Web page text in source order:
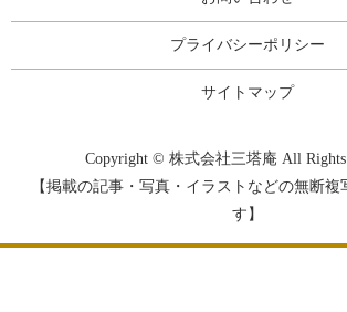
プライバシーポリシー
サイトマップ
Copyright © 株式会社三塔庵 All Rights
【掲載の記事・写真・イラストなどの無断複
す】